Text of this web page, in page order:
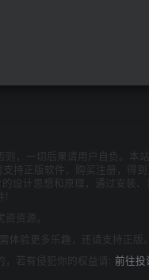
，一切后果请用户自负。本
持正版软件，购买注册，得到
设计思想和原理，通过安装
资源。
验更多乐趣，还请支持正版。
若有侵犯你的权益请: 前往投